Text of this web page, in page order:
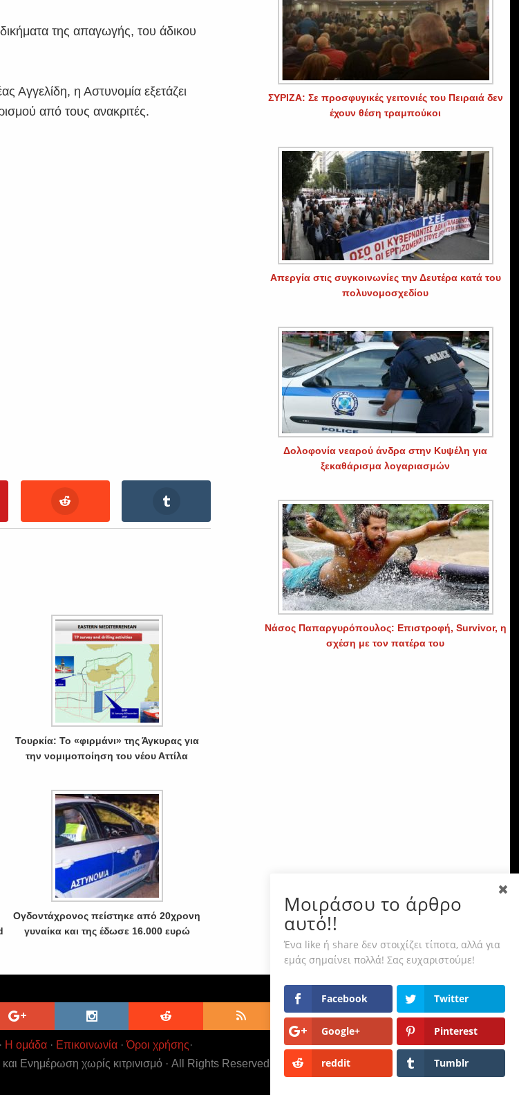
της απαγωγής, του άδικου
η Αστυνομία εξετάζει
από τους ανακριτές.
Τουρκία: Το «φιρμάνι» της Άγκυρας για
την νομιμοποίηση του νέου Αττίλα
Ογδοντάχρονος πείστηκε από 20χρονη
γυναίκα και της έδωσε 16.000 ευρώ
ΣΥΡΙΖΑ: Σε προσφυγικές γειτονιές του Πειραιά δεν
έχουν θέση τραμπούκοι
Απεργία στις συγκοινωνίες την Δευτέρα κατά του
πολυνομοσχεδίου
Δολοφονία νεαρού άνδρα στην Κυψέλη για
ξεκαθάρισμα λογαριασμών
Νάσος Παπαργυρόπουλος: Επιστροφή, Survivor, η
σχέση με τον πατέρα του
Η ομάδα· Επικοινωνία·Όροι χρήσης·
Ενημέρωση χωρίς κιτρινισμό · All Rights Reserved ·
Μοιράσου το άρθρο
αυτό!!
Ένα like ή share δεν στοιχίζει τίποτα, αλλά για
εμάς σημαίνει πολλά! Σας ευχαριστούμε!
Facebook Twitter
Google+ Pinterest
reddit Tumblr